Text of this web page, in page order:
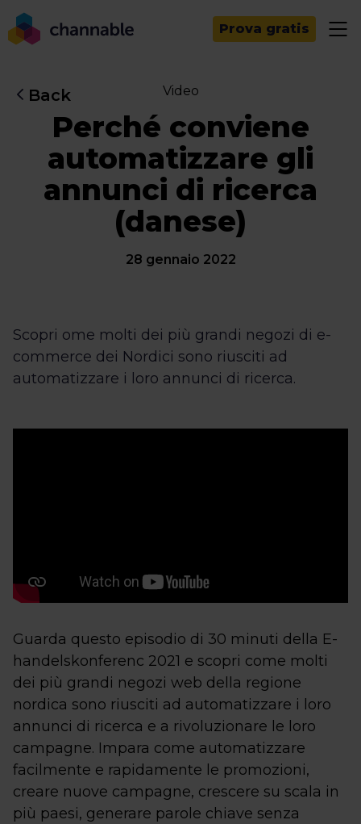
Prova gratis
Back Video
Perché conviene
automatizzare gli
annunci di ricerca
(danese)
28 gennaio 2022
Scopri ome molti dei più grandi negozi di e-
commerce dei Nordici sono riusciti ad
automatizzare i loro annunci di ricerca.
Guarda questo episodio di 30 minuti della E-
handelskonferenc 2021 e scopri come molti
dei più grandi negozi web della regione
nordica sono riusciti ad automatizzare i loro
annunci di ricerca e a rivoluzionare le loro
campagne. Impara come automatizzare
facilmente e rapidamente le promozioni,
creare nuove campagne, crescere su scala in
più paesi, generare parole chiave senza